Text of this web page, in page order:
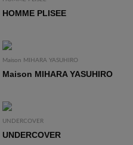
HOMME PLISEE
Maison MIHARA YASUHIRO
Maison MIHARA YASUHIRO
UNDERCOVER
UNDERCOVER